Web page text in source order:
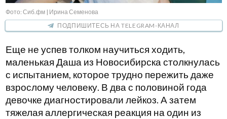
Фото: Сиб.фм | Ирина Семенова
ПОДПИШИТЕСЬ НА TELEGRAM-КАНАЛ
Еще не успев толком научиться ходить,
маленькая Даша из Новосибирска столкнулась
с испытанием, которое трудно пережить даже
взрослому человеку. В два с половиной года
девочке диагностировали лейкоз. А затем
тяжелая аллергическая реакция на один из